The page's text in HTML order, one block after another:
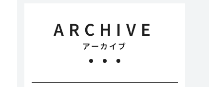
ARCHIVE
アーカイブ